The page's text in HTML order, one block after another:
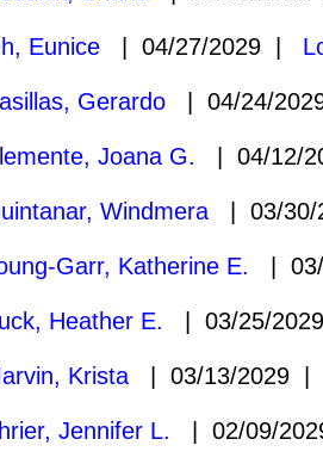
Eunice | 04/27/2029 |
Gerardo | 04/24/
Joana G. | 04/12/
Windmera | 03/
Garr, Katherine E. |
Heather E. | 03/25/
Krista | 03/13/2029 |
Jennifer L. | 02/09/